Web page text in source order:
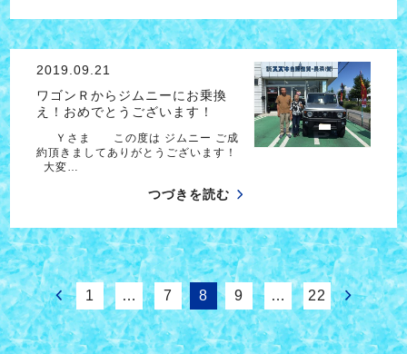
2019.09.21
ワゴンＲからジムニーにお乗換
え！おめでとうございます！
Ｙさま この度は ジムニー ご成
約頂きましてありがとうございます！
大変…
つづきを読む
1 … 7 8 9 … 22